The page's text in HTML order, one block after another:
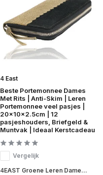
4 East
Beste Portemonnee Dames
Met Rits | Anti-Skim | Leren
Portemonnee veel pasjes |
20x10x2.5cm | 12
pasjeshouders, Briefgeld &
Muntvak | Ideaal Kerstcadeau
Vergelijk
4EAST Groene Leren Dame...